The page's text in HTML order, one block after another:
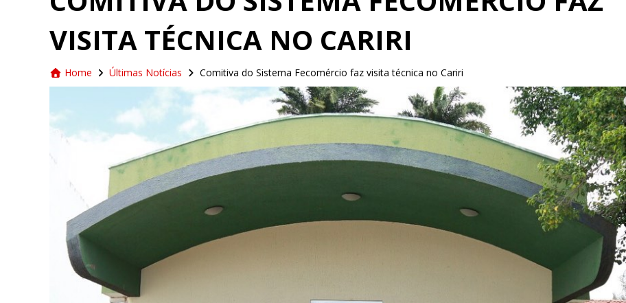
VISITA TÉCNICA NO CARIRI
Home Últimas Notícias Comitiva do Sistema Fecomércio faz visita técnica no Cariri